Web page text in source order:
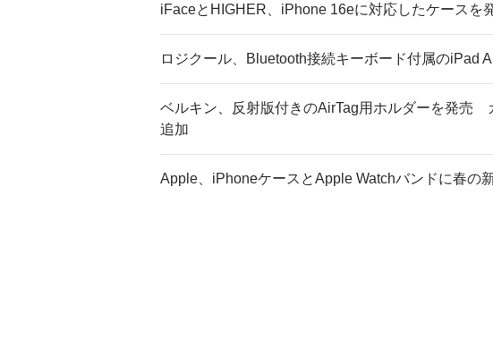
iFaceとHIGHER、iPhone 16eに対応したケースを
ロジクール、Bluetooth接続キーボード付属のiPad
ベルキン、反射版付きのAirTag用ホルダーを発売
追加
Apple、iPhoneケースとApple Watchバンドに春の